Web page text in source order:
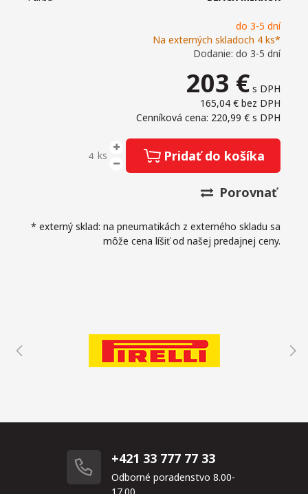
do 3-5 dní
Na externých skladoch 4 ks*
Dodanie: do 3-5 dní
203 € s DPH
165,04 € bez DPH
Cenníková cena: 220,99 € s DPH
ks Pridať do košíka
Porovnať
* externý sklad: na pneumatikách z externého skladu sa
môže cena líšiť od našej predajnej ceny.
+421 33 777 77 33
Odborné poradenstvo 8.00-